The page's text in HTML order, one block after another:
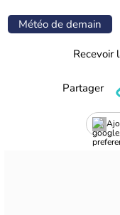
Météo de demain
Recevoir
Partager